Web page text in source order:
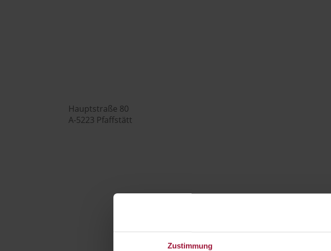
Zustimmung
Hauptstraße 80
A-5223 Pfaffstätt
+43 7742 3208